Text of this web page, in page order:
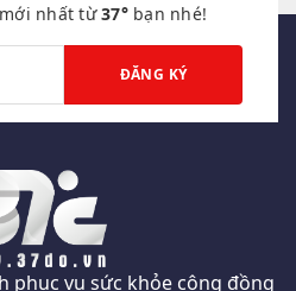
nhất từ37°bạn nhé!
phục vụ sức khỏe cộng đồng